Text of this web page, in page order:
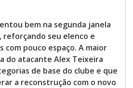
bem na segunda janela
seu elenco e
com pouco espaço. A maior
do atacante Alex Teixeira
de base do clube e que
a reconstrução com o novo